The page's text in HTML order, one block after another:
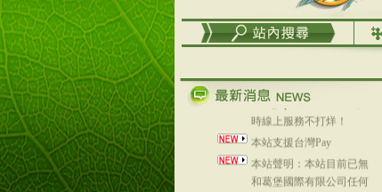
【郵局i郵箱】的服務喔～
【i郵箱】設立的地點，請
進入內頁連結～
Line@aphrodite2020 24小
時線上服務不打烊！
本站支援台灣Pay
本站聲明：本站目前已無
和葛堡國際有限公司任何
合作關係